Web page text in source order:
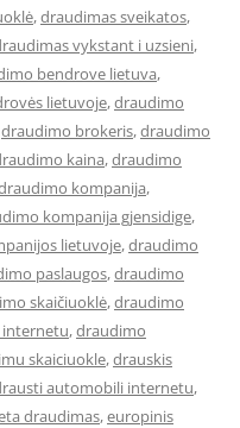
,draudimas sveikatos,
vykstant i uzsieni,
bendrove lietuva,
lietuvoje,draudimo
draudimo brokeris,draudimo
kaina,draudimo
kompanija,
kompanija gjensidige,
lietuvoje,draudimo
paslaugos,draudimo
skaičiuoklė,draudimo
,draudimo
skaiciuokle,drauskis
automobili internetu,
draudimas,europinis